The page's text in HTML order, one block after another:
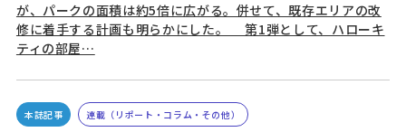
が、パークの面積は約5倍に広がる。併せて、既存エリアの改
修に着手する計画も明らかにした。 第1弾として、ハローキ
ティの部屋…
本誌記事 連載（リポート・コラム・その他）